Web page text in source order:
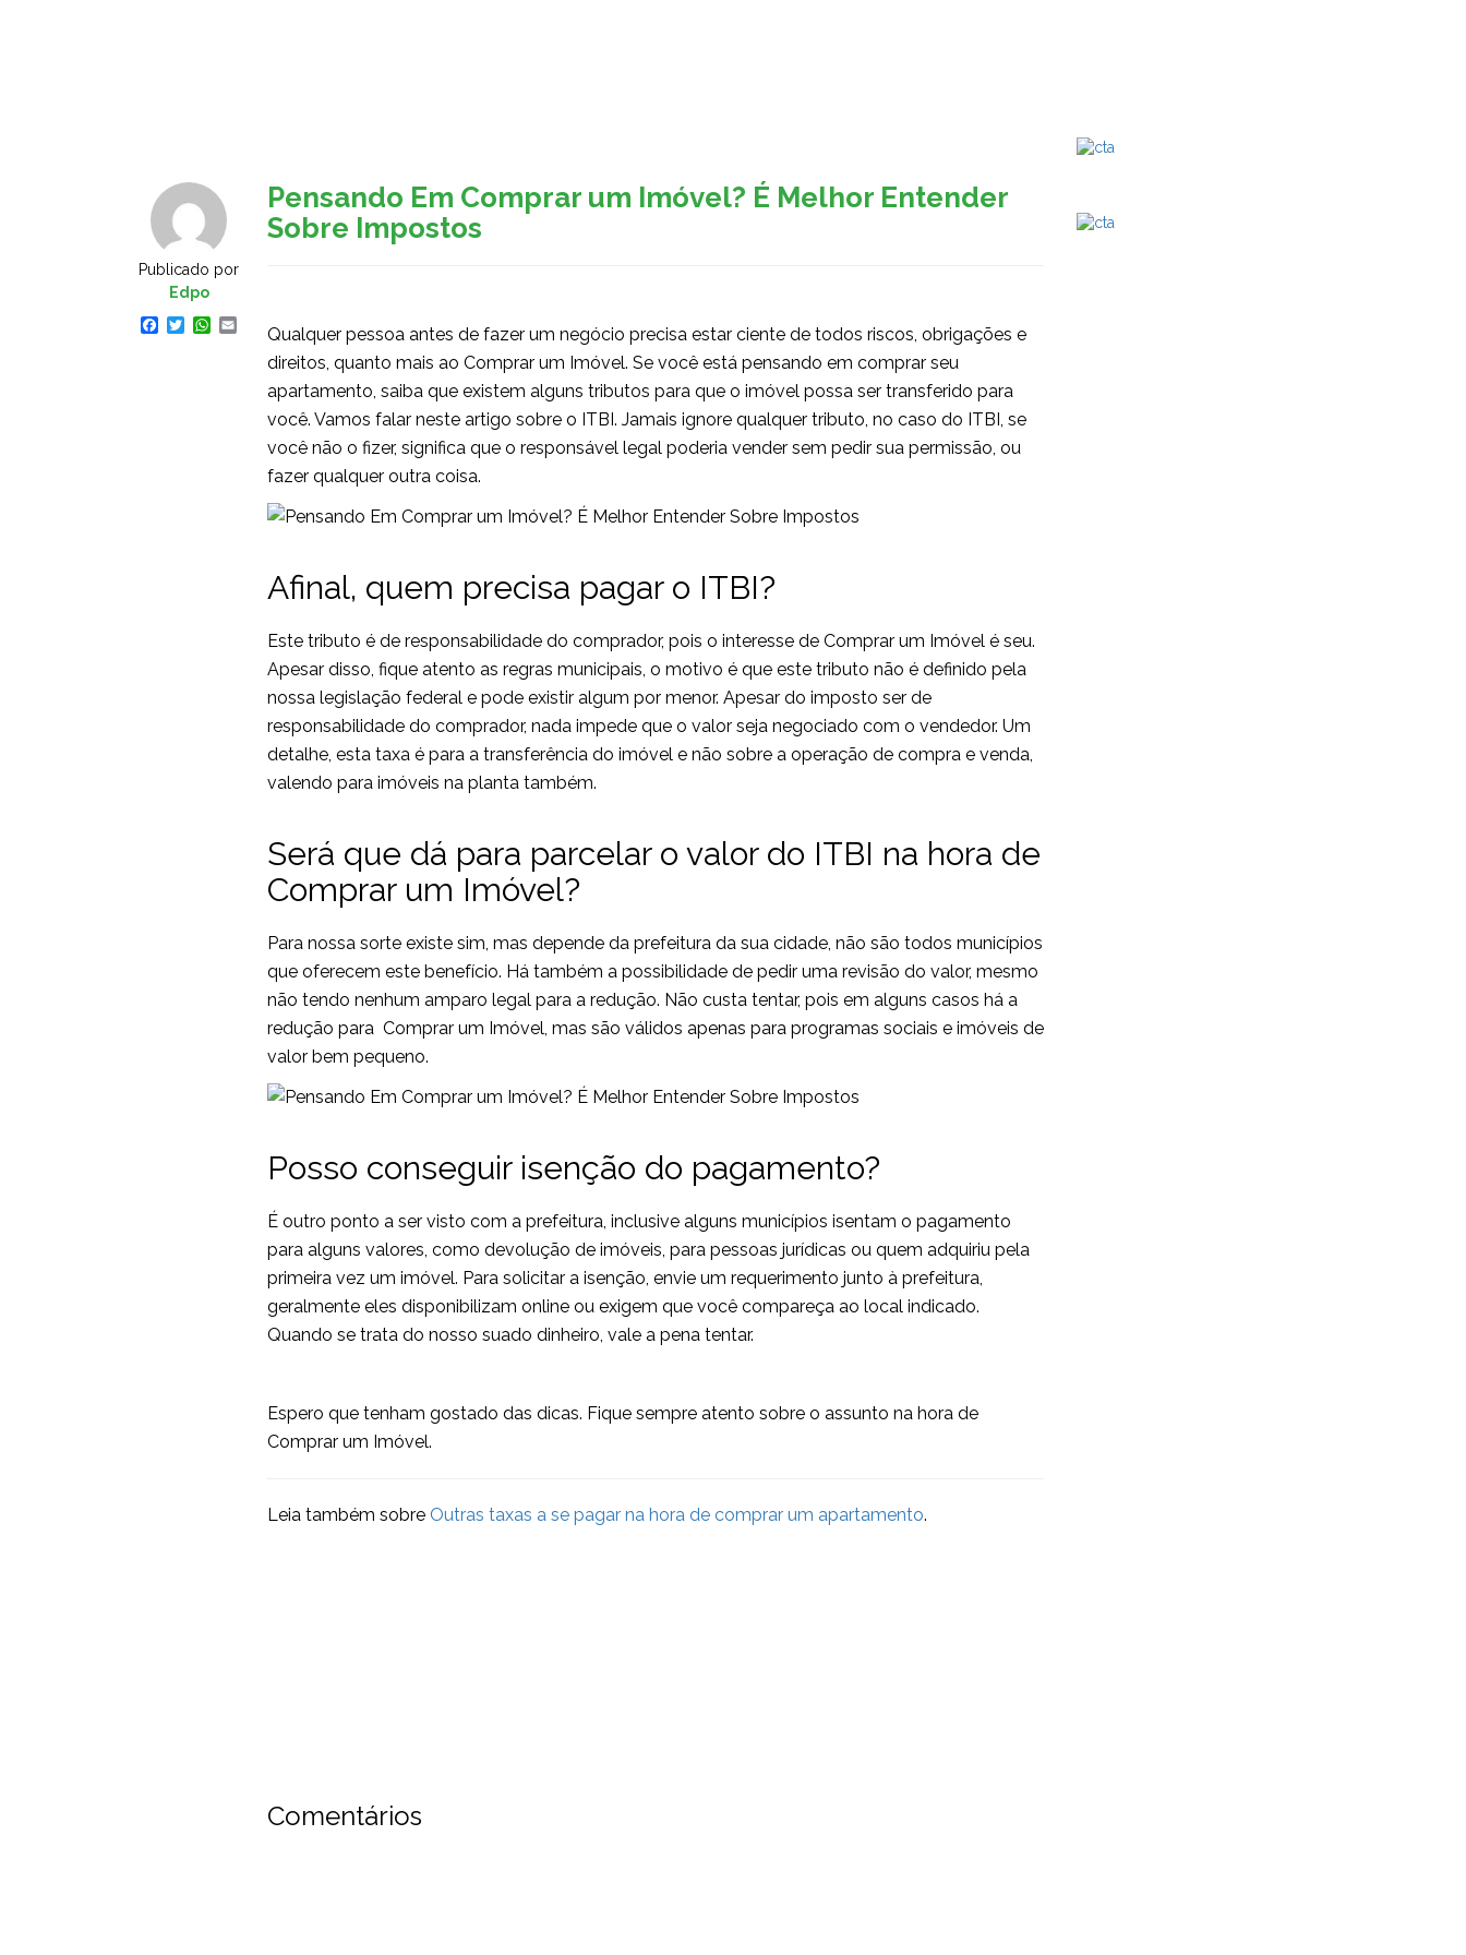
Publicado por
Edpo
Facebook
TwitterWhatsApp
Email
Pensando Em Comprar um Imóvel? É Melhor Entender
Sobre Impostos
Qualquer pessoa antes de fazer um negócio precisa estar ciente de todos riscos, obrigações e
direitos, quanto mais ao Comprar um Imóvel. Se você está pensando em comprar seu
apartamento, saiba que existem alguns tributos para que o imóvel possa ser transferido para
você. Vamos falar neste artigo sobre o ITBI. Jamais ignore qualquer tributo, no caso do ITBI, se
você não o fizer, significa que o responsável legal poderia vender sem pedir sua permissão, ou
fazer qualquer outra coisa.
Afinal, quem precisa pagar o ITBI?
Este tributo é de responsabilidade do comprador, pois o interesse de Comprar um Imóvel é seu.
Apesar disso, fique atento as regras municipais, o motivo é que este tributo não é definido pela
nossa legislação federal e pode existir algum por menor. Apesar do imposto ser de
responsabilidade do comprador, nada impede que o valor seja negociado com o vendedor. Um
detalhe, esta taxa é para a transferência do imóvel e não sobre a operação de compra e venda,
valendo para imóveis na planta também.
Será que dá para parcelar o valor do ITBI na hora de
Comprar um Imóvel?
Para nossa sorte existe sim, mas depende da prefeitura da sua cidade, não são todos municípios
que oferecem este benefício. Há também a possibilidade de pedir uma revisão do valor, mesmo
não tendo nenhum amparo legal para a redução. Não custa tentar, pois em alguns casos há a
redução para Comprar um Imóvel, mas são válidos apenas para programas sociais e imóveis de
valor bem pequeno.
Posso conseguir isenção do pagamento?
É outro ponto a ser visto com a prefeitura, inclusive alguns municípios isentam o pagamento
para alguns valores, como devolução de imóveis, para pessoas jurídicas ou quem adquiriu pela
primeira vez um imóvel. Para solicitar a isenção, envie um requerimento junto à prefeitura,
geralmente eles disponibilizam online ou exigem que você compareça ao local indicado.
Quando se trata do nosso suado dinheiro, vale a pena tentar.
Espero que tenham gostado das dicas. Fique sempre atento sobre o assunto na hora de
Comprar um Imóvel.
Leia também sobre Outras taxas a se pagar na hora de comprar um apartamento.
Comentários